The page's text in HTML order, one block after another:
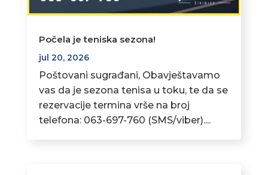
Počela je teniska sezona!
jul 20, 2026
Poštovani sugrađani, Obavještavamo
vas da je sezona tenisa u toku, te da se
rezervacije termina vrše na broj
telefona: 063-697-760 (SMS/viber)....